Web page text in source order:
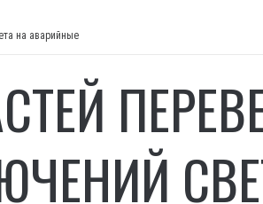
на аварийные